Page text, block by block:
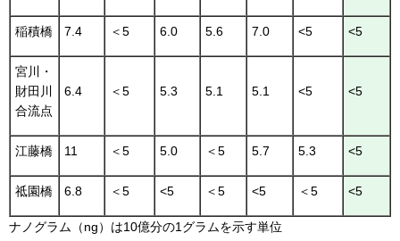
稲積橋 7.4 ＜5 6.0 5.6 7.0 <5 <5
宮川・
財田川
合流点
6.4 ＜5 5.3 5.1 5.1 <5 <5
江藤橋 11 ＜5 5.0 ＜5 5.7 5.3 <5
祗園橋 6.8 ＜5 <5 ＜5 <5 ＜5 <5
ナノグラム（ng）は10億分の1グラムを示す単位